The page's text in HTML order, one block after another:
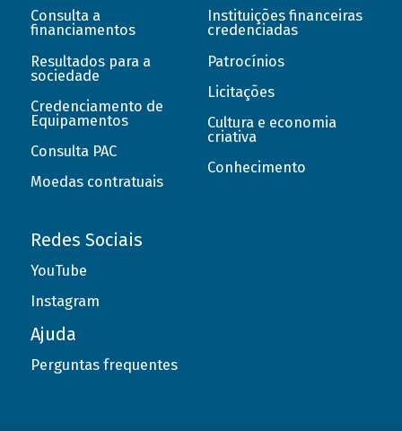
Consulta a
financiamentos
Resultados para a
sociedade
Credenciamento de
Equipamentos
Consulta PAC
Moedas contratuais
Instituições financeiras
credenciadas
Patrocínios
Licitações
Cultura e economia
criativa
Conhecimento
Redes Sociais
YouTube
Instagram
Ajuda
Perguntas frequentes